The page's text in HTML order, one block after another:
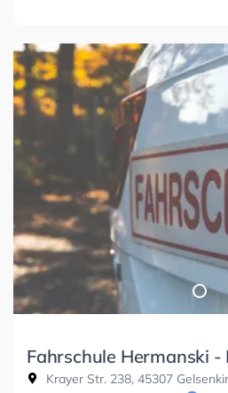
Fahrschule Hermanski -
Krayer Str. 238, 45307